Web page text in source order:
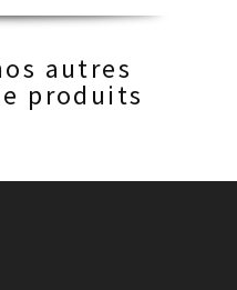
autres
produits